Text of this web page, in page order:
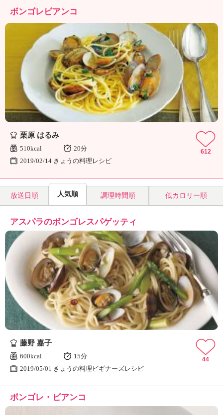
な
の
き
ょ
う
の
料
理
」
ボンゴレビアンコ
栗原 はるみ
510kcal
20分
2019/02/14 きょうの料理レシピ
612
放送日順 人気順 調理時間順 低カロリー順
アスパラのボンゴレスパゲッティ
藤野 嘉子
600kcal
15分
2019/05/01 きょうの料理ビギナーズレシピ
44
ボンゴレ・ビアンコ